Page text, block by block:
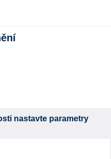
nastavte parametry